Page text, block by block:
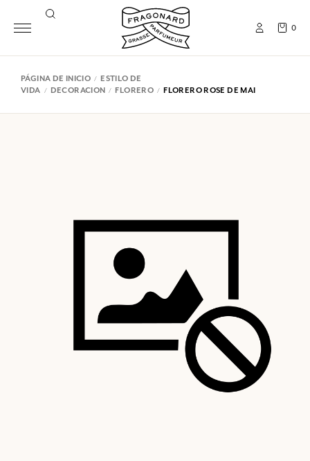
0
PÁGINA DE INICIO
ESTILO DE
VIDA
DECORACION FLORERO FLORERO ROSE DE MAI